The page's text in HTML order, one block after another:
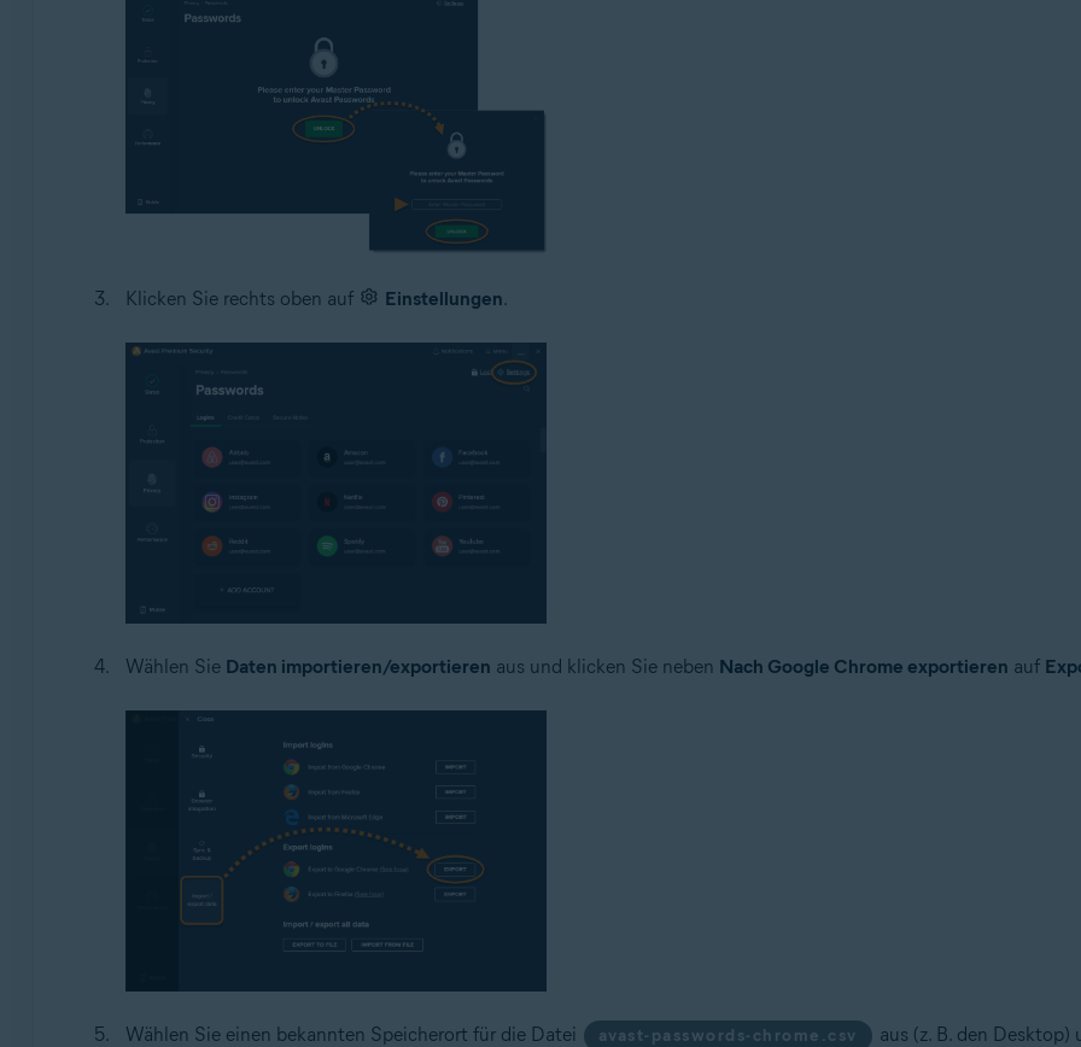
Klicken Sie rechts oben auf Einstellungen.
Wählen Sie Daten importieren/exportieren aus und klicken Sie neben Nach Google Chrome exportieren auf
Wählen Sie einen bekannten Speicherort für die Datei avast-passwords-chrome.csv aus (z. B. den